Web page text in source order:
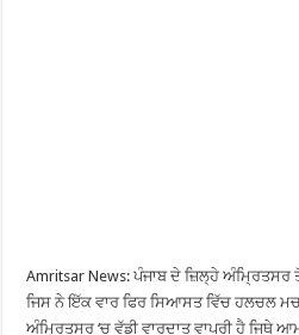
Amritsar News: ਪੰਜਾਬ ਦੇ ਜ਼ਿਲ੍ਹੇ ਅੰਮ੍ਰਿਤਸਰ
ਜਿਸ ਨੇ ਇੱਕ ਵਾਰ ਫਿਰ ਸਿਆਸਤ ਵਿੱਚ ਹਲਚਲ
ਅੰਮ੍ਰਿਤਸਰ ‘ਚ ਵੱਡੀ ਵਾਰਦਾਤ ਵਾਪਰੀ ਹੈ ਜਿਥੇ